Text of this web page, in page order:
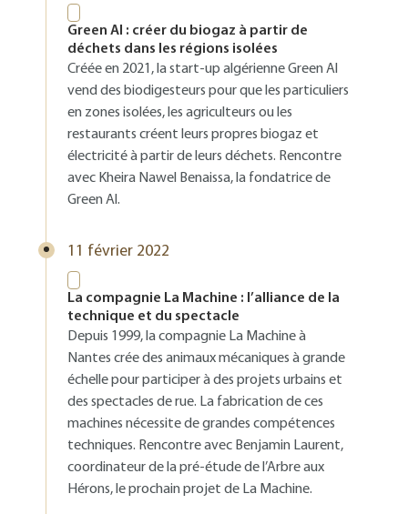
Green Al : créer du biogaz à partir de
déchets dans les régions isolées
Créée en 2021, la start-up algérienne Green Al
vend des biodigesteurs pour que les particuliers
en zones isolées, les agriculteurs ou les
restaurants créent leurs propres biogaz et
électricité à partir de leurs déchets. Rencontre
avec Kheira Nawel Benaissa, la fondatrice de
Green Al.
11 février 2022
La compagnie La Machine : l’alliance de la
technique et du spectacle
Depuis 1999, la compagnie La Machine à
Nantes crée des animaux mécaniques à grande
échelle pour participer à des projets urbains et
des spectacles de rue. La fabrication de ces
machines nécessite de grandes compétences
techniques. Rencontre avec Benjamin Laurent,
coordinateur de la pré-étude de l’Arbre aux
Hérons, le prochain projet de La Machine.